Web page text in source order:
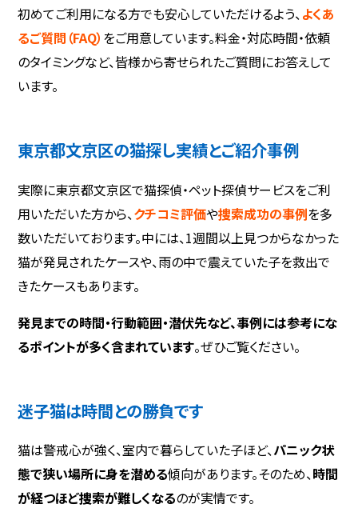
初めてご利用になる方でも安心していただけるよう、よくあ
るご質問（FAQ） をご用意しています。料金・対応時間・依頼
のタイミングなど、皆様から寄せられたご質問にお答えして
います。
東京都文京区の猫探し実績とご紹介事例
実際に東京都文京区で猫探偵・ペット探偵サービスをご利
用いただいた方から、クチコミ評価や捜索成功の事例を多
数いただいております。中には、1週間以上見つからなかった
猫が発見されたケースや、雨の中で震えていた子を救出で
きたケースもあります。
発見までの時間・行動範囲・潜伏先など、事例には参考にな
るポイントが多く含まれています。ぜひご覧ください。
迷子猫は時間との勝負です
猫は警戒心が強く、室内で暮らしていた子ほど、パニック状
態で狭い場所に身を潜める傾向があります。そのため、時間
が経つほど捜索が難しくなるのが実情です。